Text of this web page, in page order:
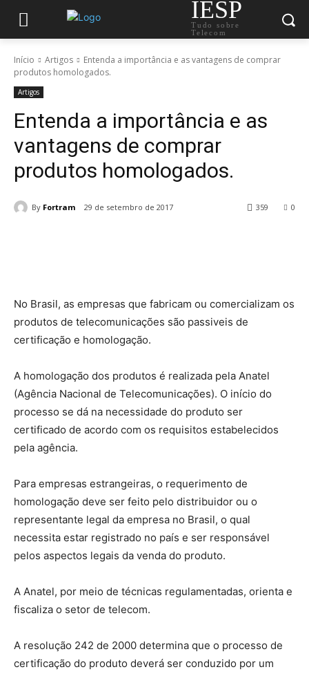
IESP
Tudo sobre
Telecom
Início Artigos
Entenda a importância e as vantagens de comprar
produtos homologados.
Artigos
Entenda a importância e as
vantagens de comprar
produtos homologados.
By Fortram 29 de setembro de 2017 0
359
No Brasil, as empresas que fabricam ou comercializam os
produtos de telecomunicações são passiveis de
certificação e homologação.
A homologação dos produtos é realizada pela Anatel
(Agência Nacional de Telecomunicações). O início do
processo se dá na necessidade do produto ser
certificado de acordo com os requisitos estabelecidos
pela agência.
Para empresas estrangeiras, o requerimento de
homologação deve ser feito pelo distribuidor ou o
representante legal da empresa no Brasil, o qual
necessita estar registrado no país e ser responsável
pelos aspectos legais da venda do produto.
A Anatel, por meio de técnicas regulamentadas, orienta e
fiscaliza o setor de telecom.
A resolução 242 de 2000 determina que o processo de
certificação do produto deverá ser conduzido por um